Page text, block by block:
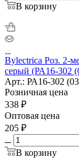
В корзину
Bylectrica Роз.
серый (РА16-302
Арт.: РА16-302
Розничная цена
338 ₽
Оптовая цена
205 ₽
В корзину